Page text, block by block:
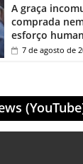
A graça
comprada
esforço
7 de agosto de